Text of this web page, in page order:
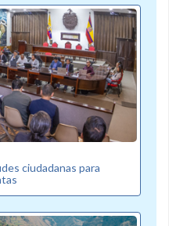
ciudadanas para